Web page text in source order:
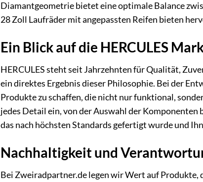
Diamantgeometrie bietet eine optimale Balance
28 Zoll Laufräder mit angepassten Reifen bieten
Ein Blick auf die HERCULES
HERCULES steht seit Jahrzehnten für Qualität,
ein direktes Ergebnis dieser Philosophie. Bei der
Produkte zu schaffen, die nicht nur funktional,
jedes Detail ein, von der Auswahl der Komponenten
das nach höchsten Standards gefertigt wurde und
Nachhaltigkeit und
Bei Zweiradpartner.de legen wir Wert auf Produkte,